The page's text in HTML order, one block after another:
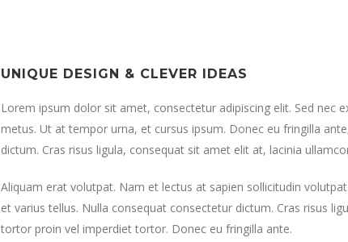
UNIQUE DESIGN & CLEVER IDEAS
Lorem ipsum dolor sit amet, consectetur adipiscing elit. Sed nec
metus. Ut at tempor urna, et cursus ipsum. Donec eu fringilla
dictum. Cras risus ligula, consequat sit amet elit at, lacinia
Aliquam erat volutpat. Nam et lectus at sapien sollicitudin
et varius tellus. Nulla consequat consectetur dictum. Cras risus
tortor proin vel imperdiet tortor. Donec eu fringilla ante.